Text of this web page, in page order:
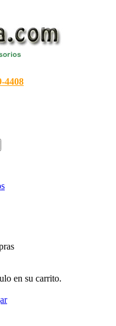
4408
en su carrito.